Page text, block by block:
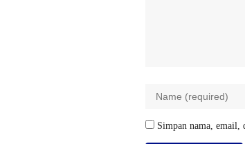
Simpan nama, email,